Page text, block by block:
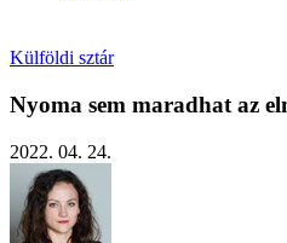
Külföldi sztár
Nyoma sem maradhat az
2022. 04. 24.